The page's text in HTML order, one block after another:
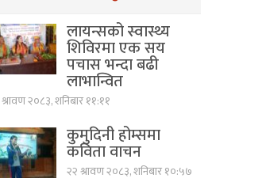
लायन्सको स्वास्थ्य
शिविरमा एक सय
पचास भन्दा बढी
लाभान्वित
२०८३, शनिबार ११:११
कुमुदिनी होम्समा
कविता वाचन
२२ श्रावण २०८३, शनिबार १०:५७